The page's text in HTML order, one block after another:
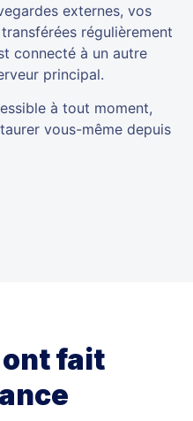
externes, vos
régulièrement
connecté à un autre
principal.
à tout moment,
vous-même depuis
fait